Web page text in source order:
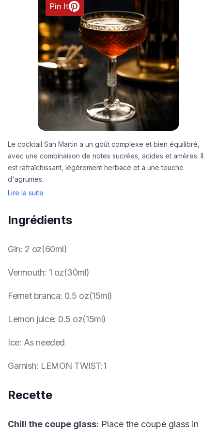
Pin It
Le cocktail San Martin a un goût complexe et bien équilibré,
avec une combinaison de notes sucrées, acides et amères. Il
est rafraîchissant, légèrement herbacé et a une touche
d'agrumes.
Lire la suite
Ingrédients
Gin: 2 oz(60ml)
Vermouth: 1 oz(30ml)
Fernet branca: 0.5 oz(15ml)
Lemon juice: 0.5 oz(15ml)
Ice: As needed
Garnish: LEMON TWIST:1
Recette
Chill the coupe glass: Place the coupe glass in